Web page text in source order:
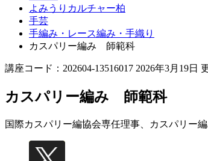
よみうりカルチャー柏
手芸
手編み・レース編み・手織り
カスパリー編み 師範科
講座コード：202604-13516017 2026年3月19日
カスパリー編み 師範科
国際カスパリー編協会専任理事、カスパリー